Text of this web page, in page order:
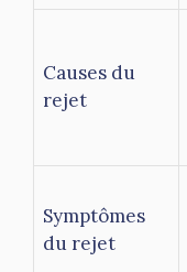
Causes du
rejet
Symptômes
du rejet